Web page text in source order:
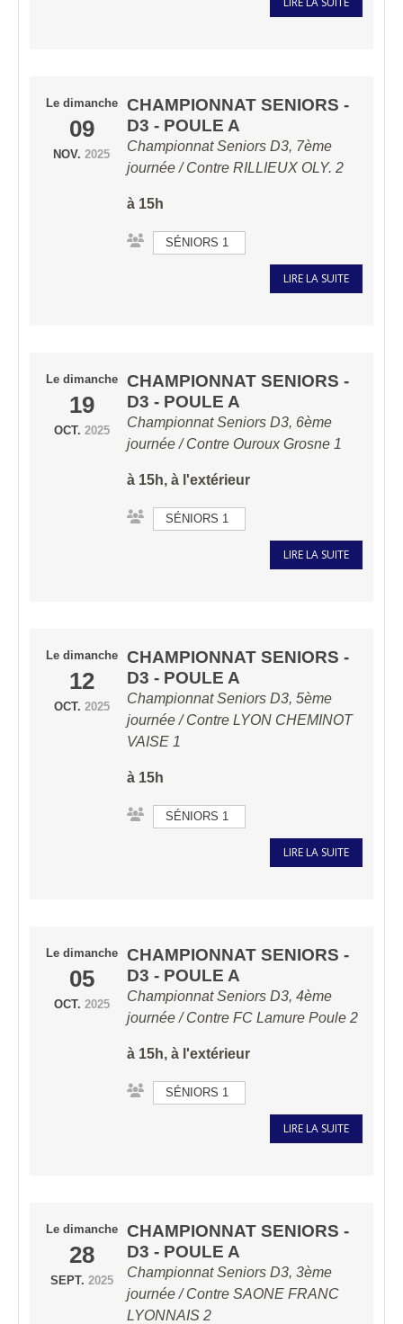
Le dimanche
09
NOV. 2025
CHAMPIONNAT SENIORS -
D3 - POULE A
Championnat Seniors D3, 7ème
journée / Contre RILLIEUX OLY. 2
à 15h
SÉNIORS 1
LIRE LA SUITE
Le dimanche
19
OCT. 2025
CHAMPIONNAT SENIORS -
D3 - POULE A
Championnat Seniors D3, 6ème
journée / Contre Ouroux Grosne 1
à 15h, à l'extérieur
SÉNIORS 1
LIRE LA SUITE
Le dimanche
12
OCT. 2025
CHAMPIONNAT SENIORS -
D3 - POULE A
Championnat Seniors D3, 5ème
journée / Contre LYON CHEMINOT
VAISE 1
à 15h
SÉNIORS 1
LIRE LA SUITE
Le dimanche
05
OCT. 2025
CHAMPIONNAT SENIORS -
D3 - POULE A
Championnat Seniors D3, 4ème
journée / Contre FC Lamure Poule 2
à 15h, à l'extérieur
SÉNIORS 1
LIRE LA SUITE
Le dimanche
28
SEPT. 2025
CHAMPIONNAT SENIORS -
D3 - POULE A
Championnat Seniors D3, 3ème
journée / Contre SAONE FRANC
LYONNAIS 2